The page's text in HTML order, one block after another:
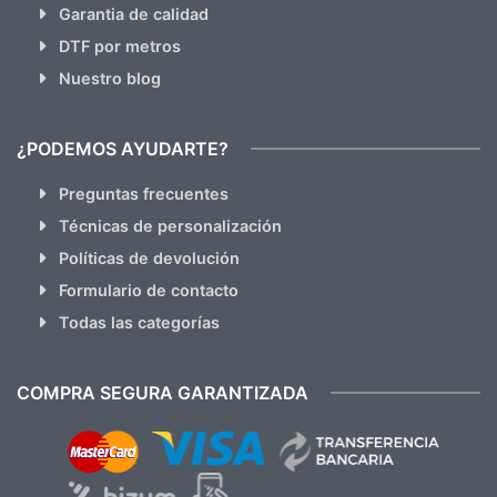
Garantia de calidad
DTF por metros
Nuestro blog
¿PODEMOS AYUDARTE?
Preguntas frecuentes
Técnicas de personalización
Políticas de devolución
Formulario de contacto
Todas las categorías
COMPRA SEGURA GARANTIZADA